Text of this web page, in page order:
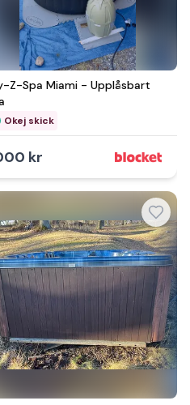
Z-Spa Miami - Upplåsbart
Okej skick
kr
Se mer hos